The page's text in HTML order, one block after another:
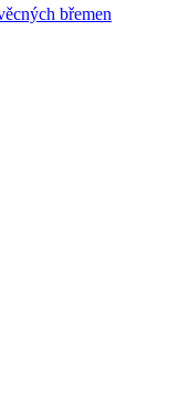
břemen